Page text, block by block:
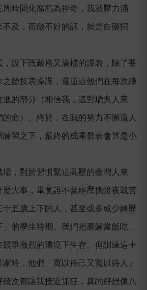
周時間化腐朽為神奇，我就壓力滿
不及，而做不好的話，就是自砸招
設下既嚴格又滿檔的課表，除了要
餘按表操課，還逼迫他們在每次練
進的部分（相信我，這對瑞典人來
命）。終於，在我的努力不懈逼人
練習之下，最終的成果發表會算是小
場，對於習慣緊迫高壓的臺灣人來
大事，畢竟誰不曾經歷挑燈夜戰苦
五歲上下的人，甚至或多或少經歷
的學生時期。我們把磨練當飯吃、
競爭激烈的環境下生存。但訓練這十
時，他們「寬以待己又寬以待人」
次都讓我接近抓狂，真的好想像八